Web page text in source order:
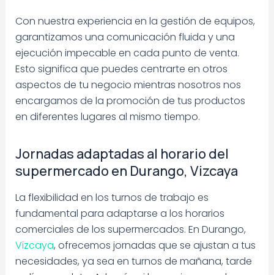
Con nuestra experiencia en la gestión de equipos,
garantizamos una comunicación fluida y una
ejecución impecable en cada punto de venta.
Esto significa que puedes centrarte en otros
aspectos de tu negocio mientras nosotros nos
encargamos de la promoción de tus productos
en diferentes lugares al mismo tiempo.
Jornadas adaptadas al horario del
supermercado en Durango, Vizcaya
La flexibilidad en los turnos de trabajo es
fundamental para adaptarse a los horarios
comerciales de los supermercados. En Durango,
Vizcaya, ofrecemos jornadas que se ajustan a tus
necesidades, ya sea en turnos de mañana, tarde